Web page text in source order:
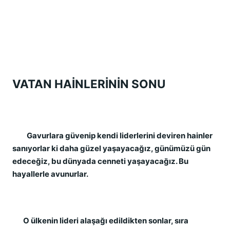
VATAN HAİNLERİNİN SONU
Gavurlara güvenip kendi liderlerini deviren hainler
sanıyorlar ki daha güzel yaşayacağız, günümüzü gün
edeceğiz, bu dünyada cenneti yaşayacağız. Bu
hayallerle avunurlar.
O ülkenin lideri alaşağı edildikten sonlar, sıra